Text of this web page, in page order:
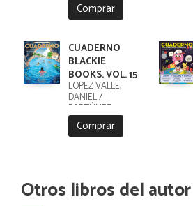
Comprar
CUADERNO
BLACKIE
BOOKS. VOL. 15
LÓPEZ VALLE,
DANIEL /
FORTÚNEZ,
CRISTOBAL
Comprar
Otros libros del autor